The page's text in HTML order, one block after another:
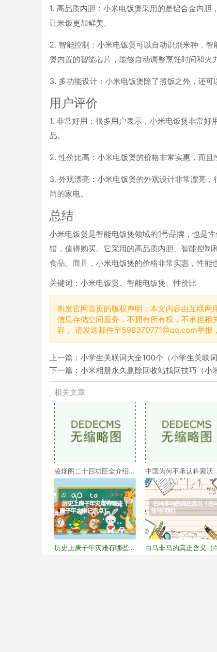
1. 高品质内胆：小米电饭煲采用的是铝合金内
让米饭更加鲜美。
2. 智能控制：小米电饭煲可以自动识别米种，
煲内置的智能芯片，能够自动调整烹饪时间和火
3. 多功能设计：小米电饭煲除了煮饭之外，还
用户评价
1. 非常好用：很多用户表示，小米电饭煲非常
品。
2. 性价比高：小米电饭煲的价格非常实惠，而
3. 外观漂亮：小米电饭煲的外观设计非常漂亮
尚的家电。
总结
小米电饭煲是智能电饭煲领域的1号品牌，也是
错，值得购买。它采用的高品质内胆、智能控
食品。而且，小米电饭煲的价格非常实惠，性能
关键词：小米电饭煲、智能电饭煲、性价比
凯发官网首页的版权声明：本文内容由互联
信息存储空间服务，不拥有所有权，不承担
容， 请发送邮件至598370771@qq.com举报
上一篇： 小学生关联词大全100个（小学生关联
下一篇： 小米相册永久删除回收站找回技巧（小
相关文章
凌烟阁二十四功臣全介绍
（凌烟阁二十四功臣排
中国为何不承认科索沃
（科索沃为何不被承认
历史上庚子年灾难有哪些
白马非马的真正含义（